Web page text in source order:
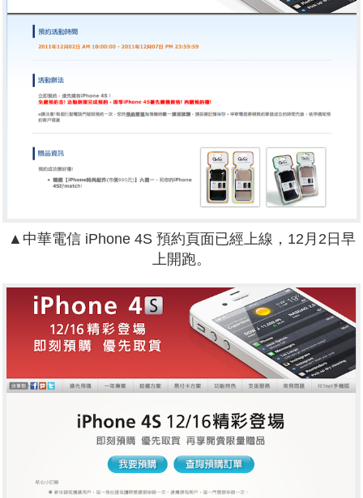
▲中華電信 iPhone 4S 預約頁面已經上線，12月2日早
上開跑。